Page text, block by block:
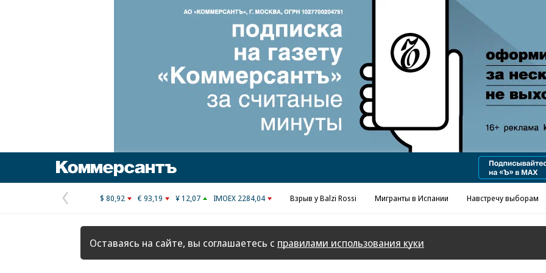
Реклама в «Ъ» www.kommersant.ru/ad
Предыдущая
страница
$ 80,92 € 93,19 ¥ 12,07 IMOEX 2284,04 Взрыв у Balzi Rossi Мигранты в Испании Навстречу выборам
Оставаясь на сайте, вы соглашаетесь с правилами использования куки